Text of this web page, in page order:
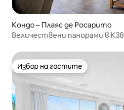
Кондо – Плаяс де Росарито
Величествени панорами в K38
Избор на гостите
Избор на гостите